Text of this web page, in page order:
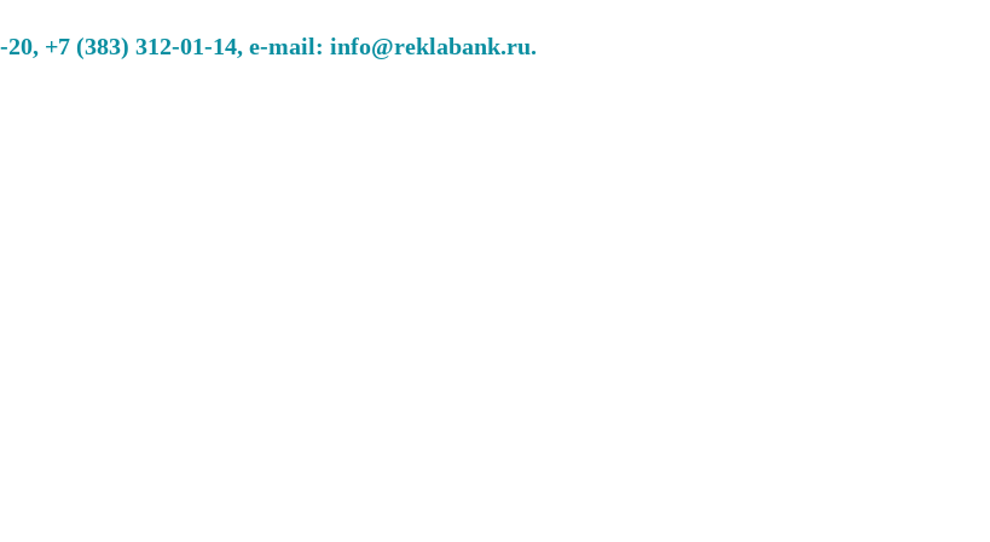
+7 (383) 312-01-14, e-mail: info@reklabank.ru.